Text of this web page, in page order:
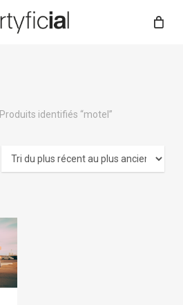
Produits identifiés “motel”